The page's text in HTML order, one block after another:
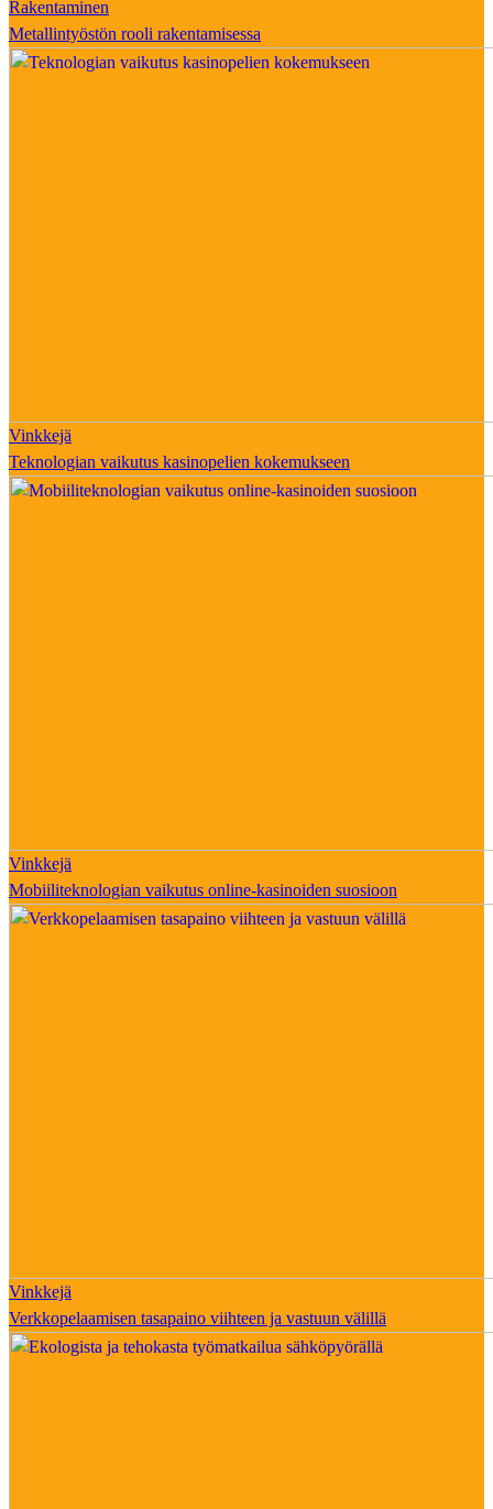
Rakentaminen
Metallintyöstön rooli rakentamisessa
Vinkkejä
Teknologian vaikutus kasinopelien kokemukseen
Vinkkejä
Mobiiliteknologian vaikutus online-kasinoiden suosioon
Vinkkejä
Verkkopelaamisen tasapaino viihteen ja vastuun välillä